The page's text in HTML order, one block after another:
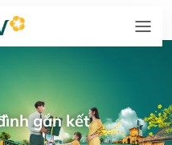
gắn kết